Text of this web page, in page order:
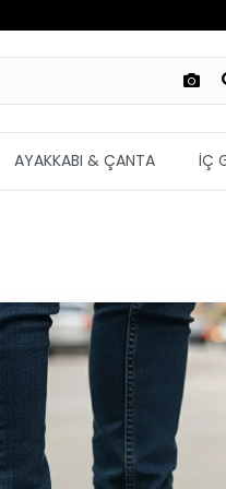
AYAKKABI & ÇANTA İÇ